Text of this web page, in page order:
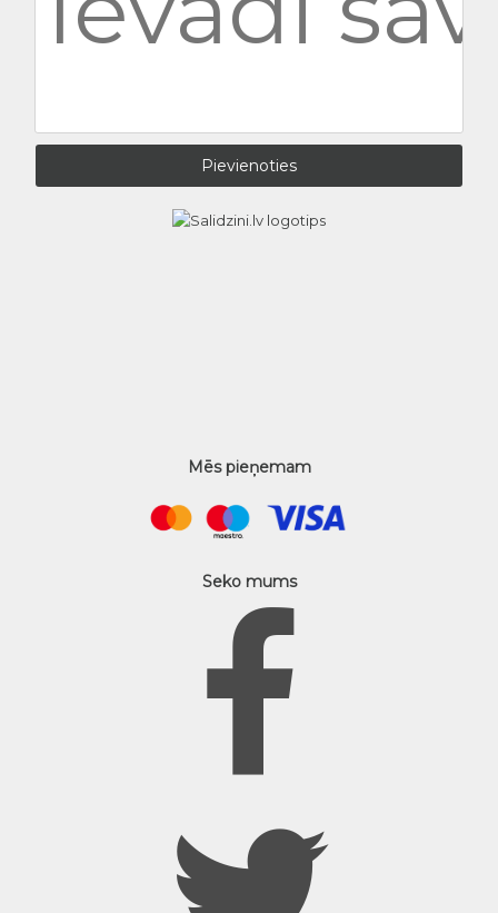
Mēs pieņemam
Seko mums